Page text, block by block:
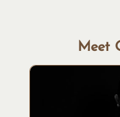
Meet